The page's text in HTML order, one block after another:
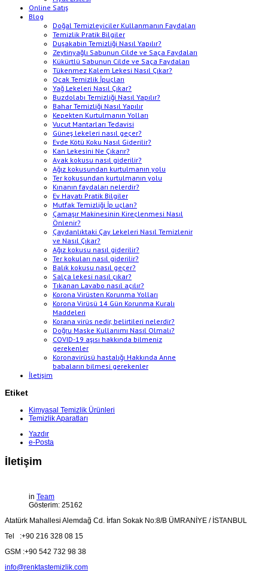
Online Satış
Blog
Doğal Temizleyiciler Kullanmanın Faydaları
Temizlik Pratik Bilgiler
Duşakabin Temizliği Nasıl Yapılır?
Zeytinyağlı Sabunun Cilde ve Saça Faydaları
Kükürtlü Sabunun Cilde ve Saça Faydaları
Tükenmez Kalem Lekesi Nasıl Çıkar?
Ocak Temizlik İpuçları
Yağ Lekeleri Nasıl Çıkar?
Buzdolabı Temizliği Nasıl Yapılır?
Bahar Temizliği Nasıl Yapılır
Kepekten Kurtulmanın Yolları
Vucut Mantarları Tedavisi
Güneş lekeleri nasıl geçer?
Evde Kötü Koku Nasıl Giderilir?
Kan Lekesini Ne Çıkarır?
Ayak kokusu nasıl giderilir?
Ağız kokusundan kurtulmanın yolu
Ter kokusundan kurtulmanın yolu
Kınanın faydaları nelerdir?
Ev Hayatı Pratik Bilgiler
Mutfak Temizliği İp uçları?
Çamaşır Makinesinin Kireçlenmesi Nasıl
Önlenir?
Çaydanlıktaki Çay Lekeleri Nasıl Temizlenir
ve Nasıl Çıkar?
Ağız kokusu nasıl giderilir?
Ter kokuları nasıl giderilir?
Balık kokusu nasıl geçer?
Salça lekesi nasıl çıkar?
Tıkanan Lavabo nasıl açılır?
Korona Virüsten Korunma Yolları
Korona Virüsü 14 Gün Korunma Kuralı
Maddeleri
Korana virüs nedir, belirtileri nelerdir?
Doğru Maske Kullanımı Nasıl Olmalı?
COVID-19 aşısı hakkında bilmeniz
gerekenler
Koronavirüsü hastalığı Hakkında Anne
babaların bilmesi gerekenler
İletişim
Etiket
Kimyasal Temizlik Ürünleri
Temizlik Aparatları
Yazdır
e-Posta
İletişim
in Team
Gösterim: 25162
Atatürk Mahallesi Alemdağ Cd. İrfan Sokak No:8/B ÜMRANİYE / İSTANBUL
Tel :+90 216 328 08 15
GSM :+90 542 732 98 38
info@renktastemizlik.com